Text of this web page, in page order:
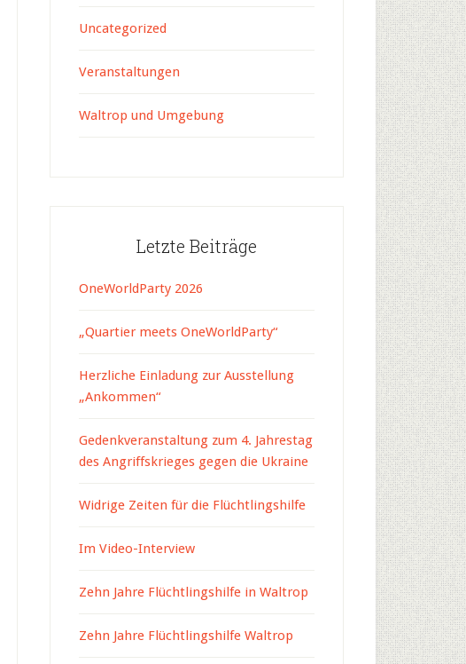
Uncategorized
Veranstaltungen
Waltrop und Umgebung
Letzte Beiträge
OneWorldParty 2026
„Quartier meets OneWorldParty“
Herzliche Einladung zur Ausstellung
„Ankommen“
Gedenkveranstaltung zum 4. Jahrestag
des Angriffskrieges gegen die Ukraine
Widrige Zeiten für die Flüchtlingshilfe
Im Video-Interview
Zehn Jahre Flüchtlingshilfe in Waltrop
Zehn Jahre Flüchtlingshilfe Waltrop